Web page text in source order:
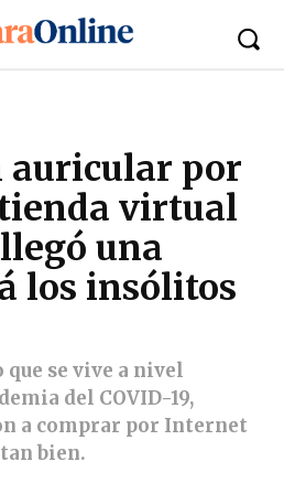
auricular por
virtual
una
los insólitos
se vive a nivel
del COVID-19,
a comprar por Internet
bien.